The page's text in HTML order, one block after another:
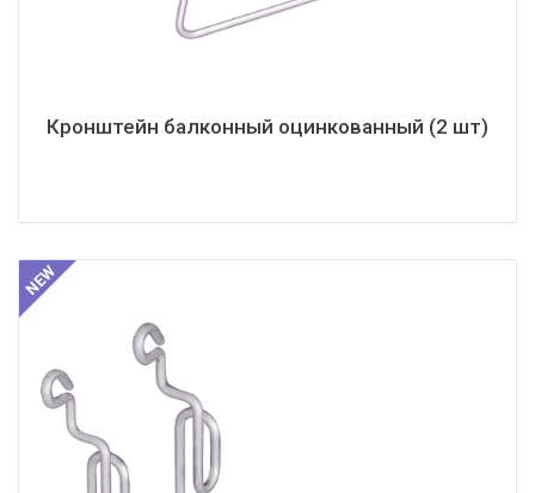
Кронштейн балконный оцинкованный (2 шт)
NEW